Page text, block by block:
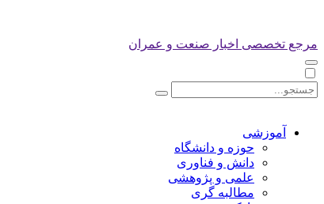
مرجع تخصصی اخبار صنعت و عمران
آموزشی
حوزه و دانشگاه
دانش و فناوری
علمی و پژوهشی
مطالبه گری